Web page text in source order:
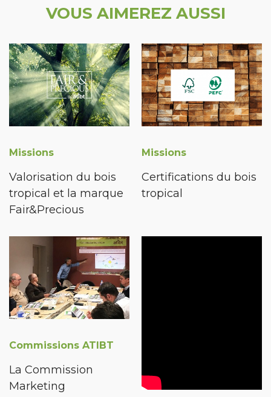
VOUS AIMEREZ AUSSI
Missions
Valorisation du bois
tropical et la marque
Fair&Precious
Missions
Certifications du bois
tropical
Commissions ATIBT
La Commission
Marketing